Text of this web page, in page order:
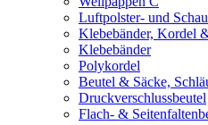
Luftpolster- und
Klebebänder, Kordel
Klebebänder
Polykordel
Beutel & Säcke,
Druckverschlussbeutel
Flach- &